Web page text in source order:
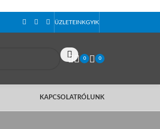
ÜZLETEINKGYIK
0 0
KAPCSOLATRÓLUNK